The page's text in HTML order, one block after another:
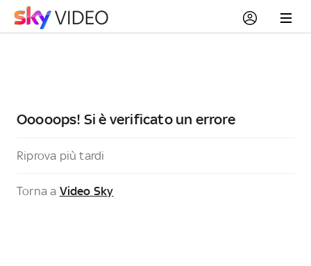
Ooooops! Si è verificato un errore
Riprova più tardi
Torna a Video Sky